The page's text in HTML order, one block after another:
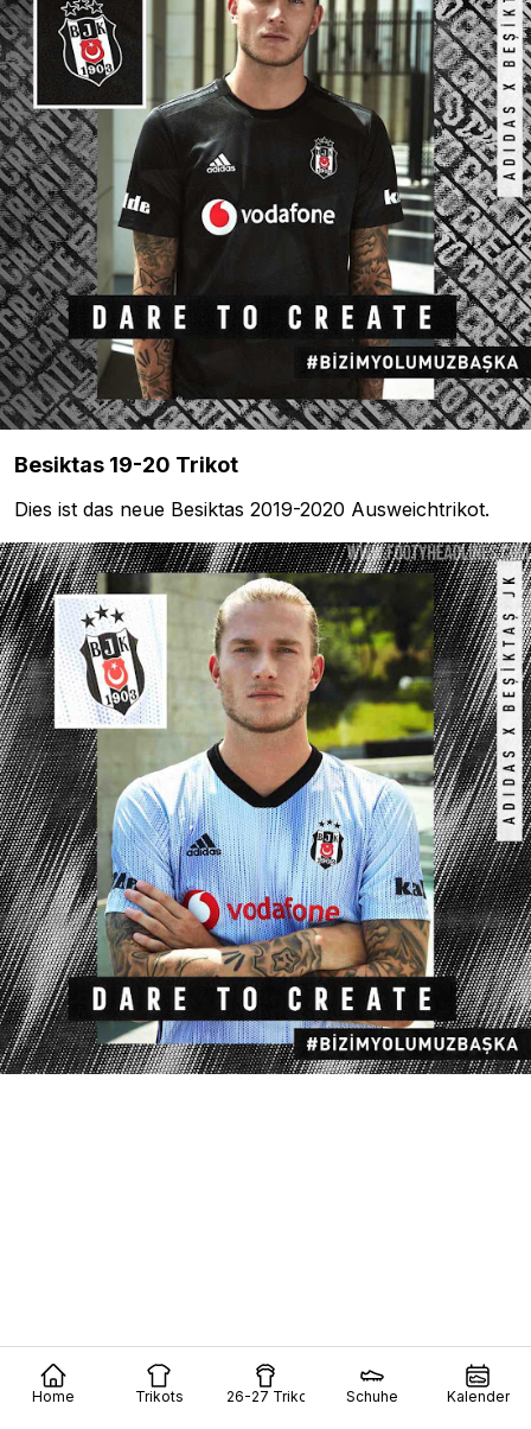
Home Trikots 26-27 Trikots Schuhe Kalender
Besiktas 19-20 Trikot
Dies ist das neue Besiktas 2019-2020 Ausweichtrikot.